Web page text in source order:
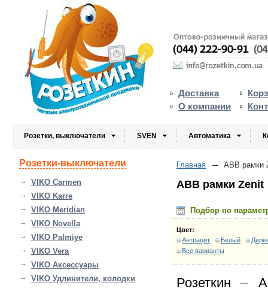
Доставка
О компании
Розетки, выключатели SVEN Автоматика
Главная ABB рамки
ABB рамки Zenit
Подбор по
Цвет:
Антрацит
Белый
Все варианты
Розеткин
Розетки-выключатели
VIKO Carmen
VIKO Karre
VIKO Meridian
VIKO Novella
VIKO Palmiye
VIKO Vera
VIKO Аксессуары
VIKO Удлинители, колодки